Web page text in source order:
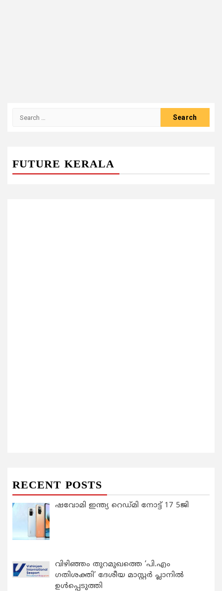
FUTURE KERALA
RECENT POSTS
ഷവോമി ഇന്ത്യ റെഡ്മി നോട്ട് 17 5ജി
വിഴിഞ്ഞം തുറമുഖത്തെ ‘പി.എം
ഗതിശക്തി’ ദേശീയ മാസ്റ്റർ പ്ലാനിൽ
ഉൾപ്പെടുത്തി